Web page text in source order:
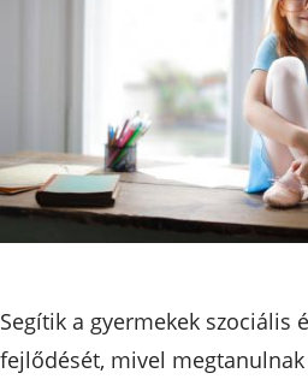
Segítik a gyermekek szociális
fejlődését, mivel